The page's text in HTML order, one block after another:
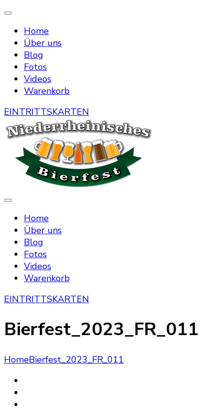
Home
Über uns
Blog
Fotos
Videos
Warenkorb
EINTRITTSKARTEN
Niederrheinisches Bierfest
Home
Über uns
Blog
Fotos
Videos
Warenkorb
EINTRITTSKARTEN
Bierfest_2023_FR_011
HomeBierfest_2023_FR_011